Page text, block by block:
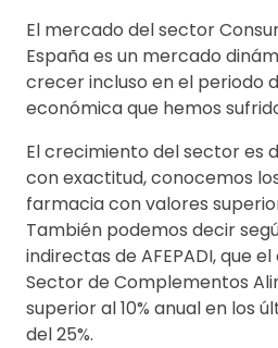
El mercado del sector
España es un mercado
crecer incluso en el periodo
económica que hemos
El crecimiento del sector es
con exactitud, conocemos
farmacia con valores
También podemos decir
indirectas de AFEPADI, que
Sector de Complementos
superior al 10% anual en los
del 25%.